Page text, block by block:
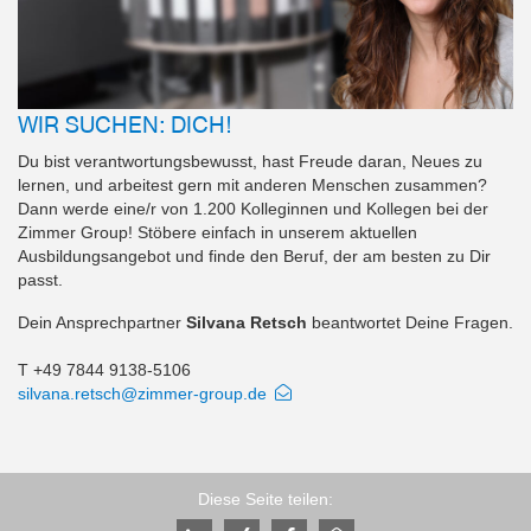
WIR SUCHEN: DICH!
Du bist verantwortungsbewusst, hast Freude daran, Neues zu
lernen, und arbeitest gern mit anderen Menschen zusammen?
Dann werde eine/r von 1.200 Kolleginnen und Kollegen bei der
Zimmer Group! Stöbere einfach in unserem aktuellen
Ausbildungsangebot und finde den Beruf, der am besten zu Dir
passt.
Dein Ansprechpartner Silvana Retsch beantwortet Deine Fragen.
T +49 7844 9138-5106
silvana.retsch@zimmer-group.de
Diese Seite teilen: